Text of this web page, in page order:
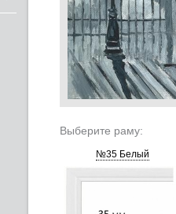
Выберите раму:
№35 Белый